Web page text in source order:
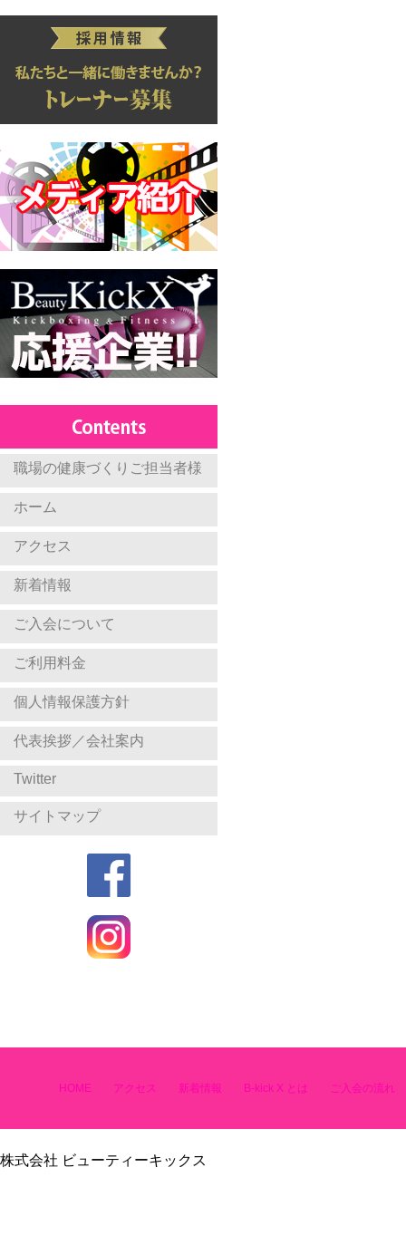
職場の健康づくりご担当者様
ホーム
アクセス
新着情報
ご入会について
ご利用料金
個人情報保護方針
代表挨拶／会社案内
Twitter
サイトマップ
HOME アクセス 新着情報 B-kick X とは ご入会の流れ
株式会社 ビューティーキックス